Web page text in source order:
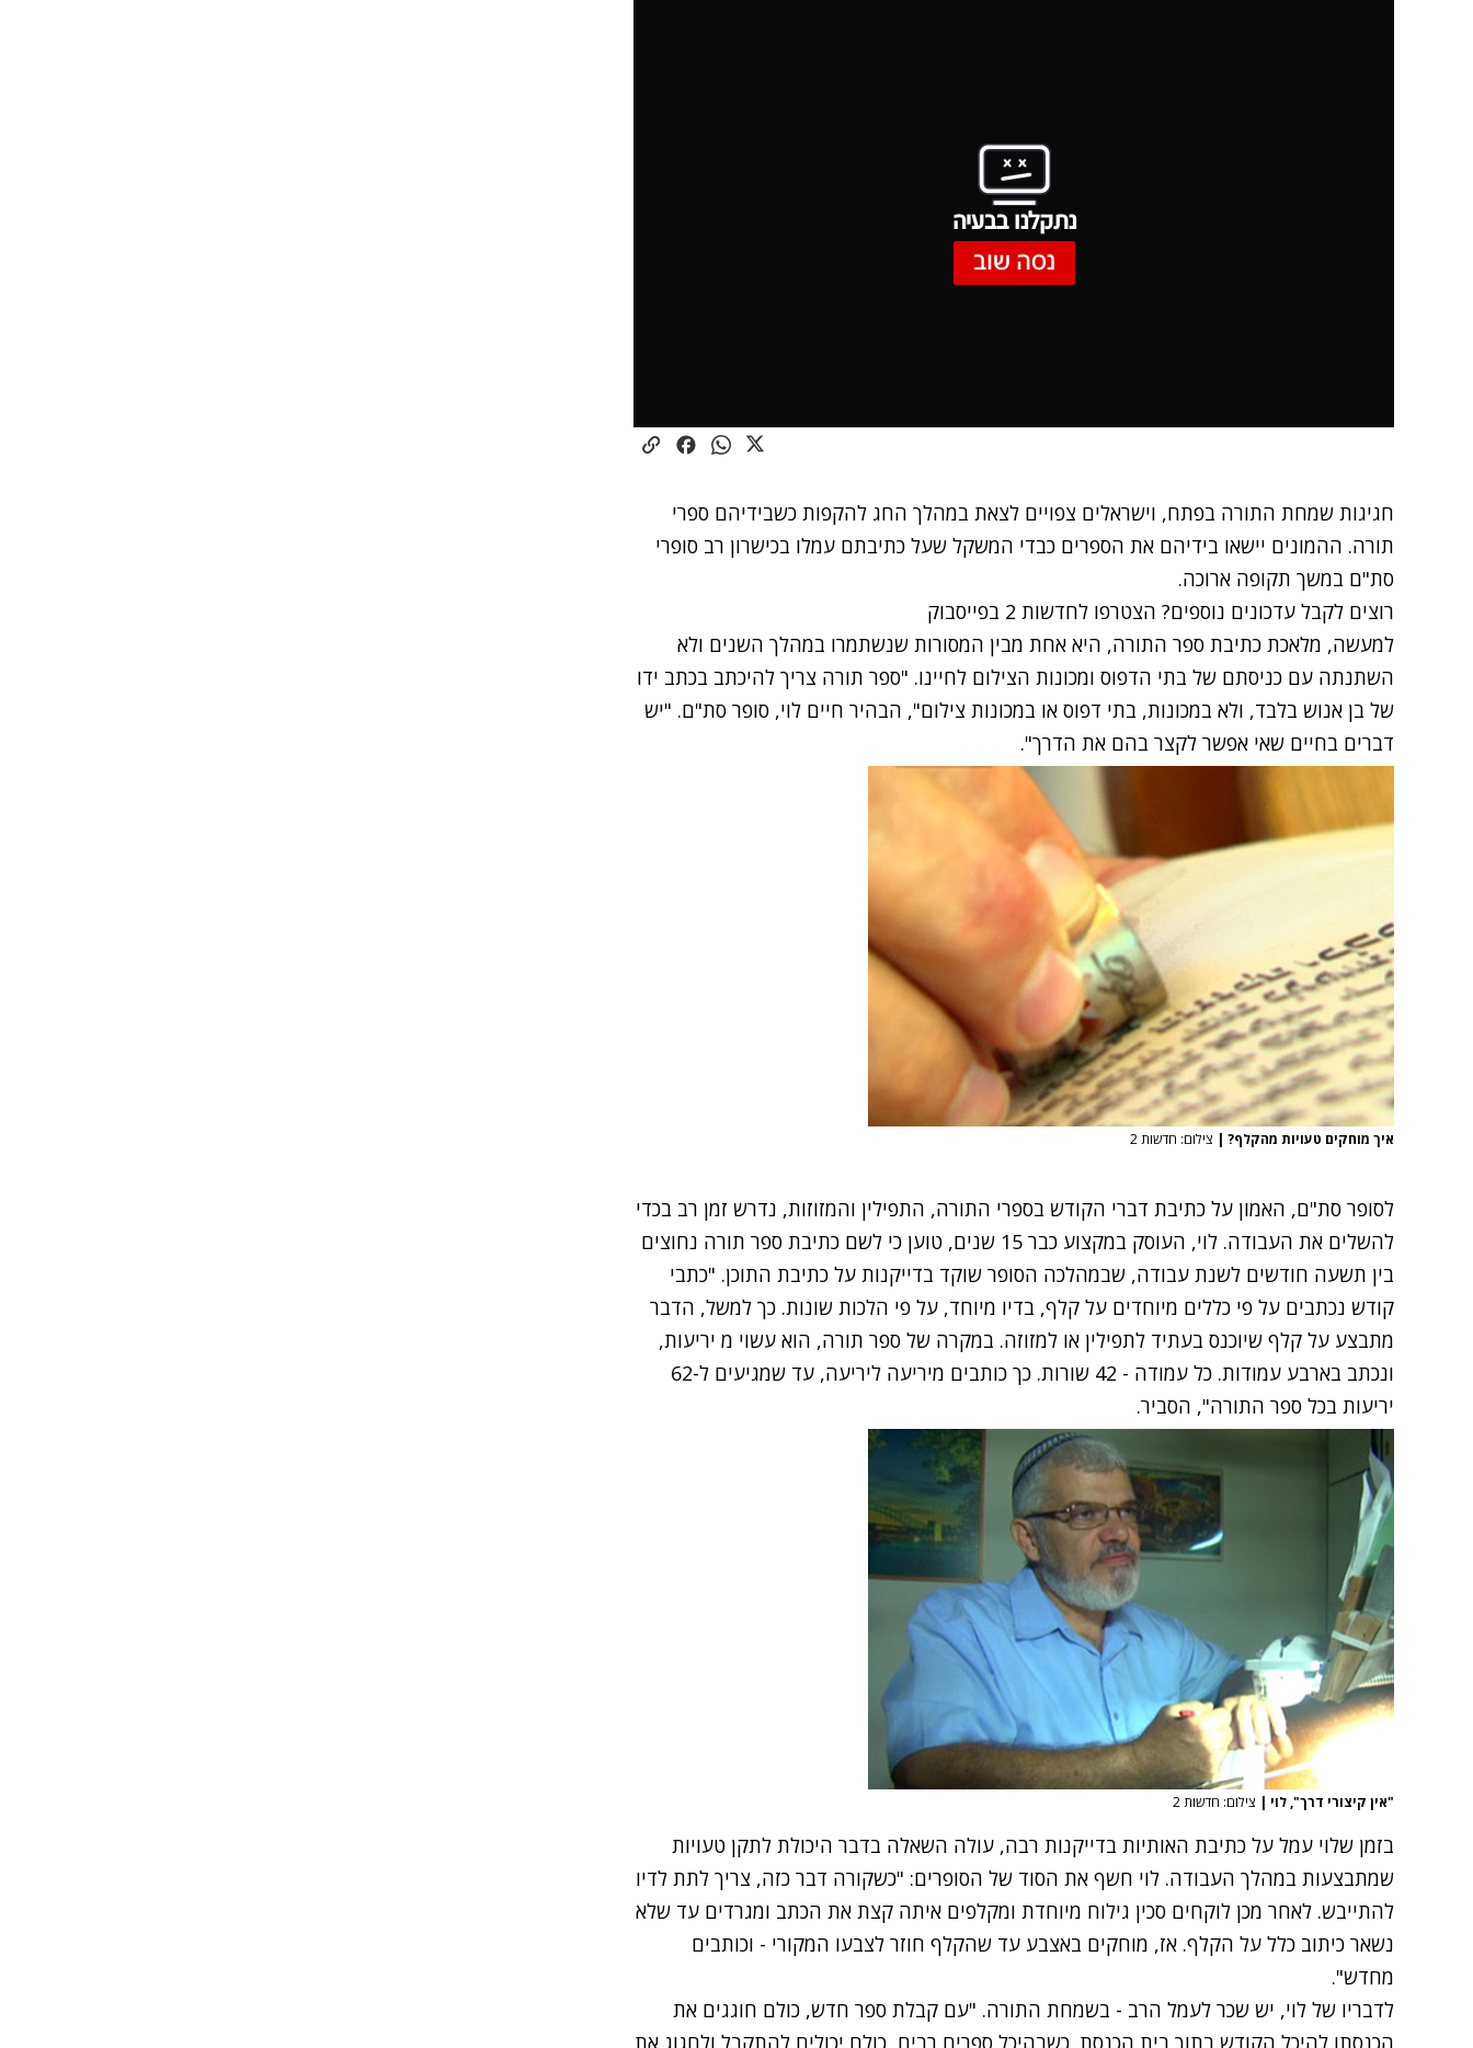
נתקלנו בבעיה
נסה שוב
חגיגות שמחת התורה בפתח, וישראלים צפויים לצאת במהלך החג להקפות כשבידיהם ספרי
תורה. ההמונים יישאו בידיהם את הספרים כבדי המשקל שעל כתיבתם עמלו בכישרון רב סופרי
סת"ם במשך תקופה ארוכה.
רוצים לקבל עדכונים נוספים? הצטרפו לחדשות 2 בפייסבוק
למעשה, מלאכת כתיבת ספר התורה, היא אחת מבין המסורות שנשתמרו במהלך השנים ולא
השתנתה עם כניסתם של בתי הדפוס ומכונות הצילום לחיינו. "ספר תורה צריך להיכתב בכתב ידו
של בן אנוש בלבד, ולא במכונות, בתי דפוס או במכונות צילום", הבהיר חיים לוי, סופר סת"ם. "יש
דברים בחיים שאי אפשר לקצר בהם את הדרך".
איך מוחקים טעויות מהקלף? | צילום: חדשות 2
לסופר סת"ם, האמון על כתיבת דברי הקודש בספרי התורה, התפילין והמזוזות, נדרש זמן רב בכדי
להשלים את העבודה. לוי, העוסק במקצוע כבר 15 שנים, טוען כי לשם כתיבת ספר תורה נחוצים
בין תשעה חודשים לשנת עבודה, שבמהלכה הסופר שוקד בדייקנות על כתיבת התוכן. "כתבי
קודש נכתבים על פי כללים מיוחדים על קלף, בדיו מיוחד, על פי הלכות שונות. כך למשל, הדבר
מתבצע על קלף שיוכנס בעתיד לתפילין או למזוזה. במקרה של ספר תורה, הוא עשוי מ יריעות,
ונכתב בארבע עמודות. כל עמודה - 42 שורות. כך כותבים מיריעה ליריעה, עד שמגיעים ל-62
יריעות בכל ספר התורה", הסביר.
"אין קיצורי דרך", לוי | צילום: חדשות 2
בזמן שלוי עמל על כתיבת האותיות בדייקנות רבה, עולה השאלה בדבר היכולת לתקן טעויות
שמתבצעות במהלך העבודה. לוי חשף את הסוד של הסופרים: "כשקורה דבר כזה, צריך לתת לדיו
להתייבש. לאחר מכן לוקחים סכין גילוח מיוחדת ומקלפים איתה קצת את הכתב ומגרדים עד שלא
נשאר כיתוב כלל על הקלף. אז, מוחקים באצבע עד שהקלף חוזר לצבעו המקורי - וכותבים
מחדש".
לדבריו של לוי, יש שכר לעמל הרב - בשמחת התורה. "עם קבלת ספר חדש, כולם חוגגים את